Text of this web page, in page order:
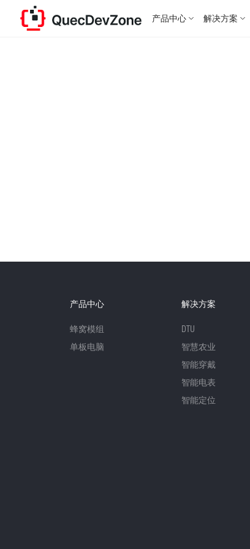
产品中心 解决方案
产品中心
蜂窝模组
单板电脑
解决方案
DTU
智慧农业
智能穿戴
智能电表
智能定位